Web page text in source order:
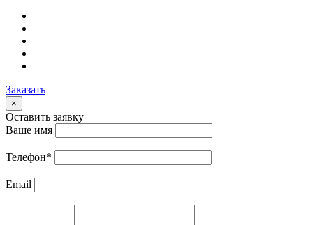
Заказать
×
Оставить заявку
Ваше имя
Телефон*
Email